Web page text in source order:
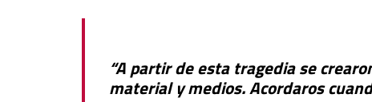
“A partir de esta tragedia se
material y medios. Acordaros